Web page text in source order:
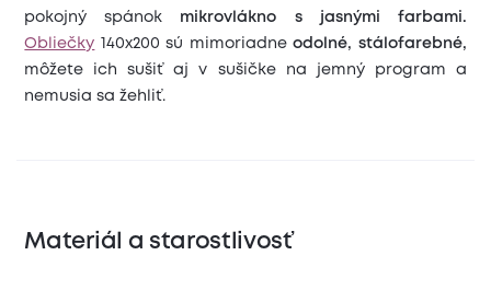
pokojný spánok
mikrovlákno s jasnými farbami .
Obliečky 140x200 sú mimoriadneodolné, stálofarebné,
môžete ich sušiť aj v sušičke na jemný program a
nemusia sa žehliť.
Materiál a starostlivosť